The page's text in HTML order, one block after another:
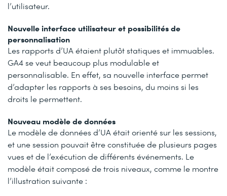
l’utilisateur.
Nouvelle interface utilisateur et possibilités de
personnalisation
Les rapports d’UA étaient plutôt statiques et immuables.
GA4 se veut beaucoup plus modulable et
personnalisable. En effet, sa nouvelle interface permet
d’adapter les rapports à ses besoins, du moins si les
droits le permettent.
Nouveau modèle de données
Le modèle de données d’UA était orienté sur les sessions,
et une session pouvait être constituée de plusieurs pages
vues et de l’exécution de différents événements. Le
modèle était composé de trois niveaux, comme le montre
l’illustration suivante :